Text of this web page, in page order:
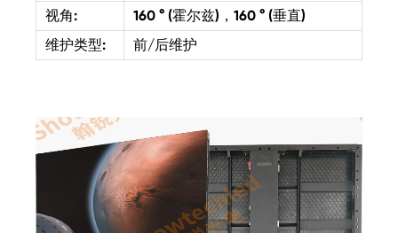
视角:
160 ° (霍尔兹)，160 ° (垂直)
维护类型:
前/后维护